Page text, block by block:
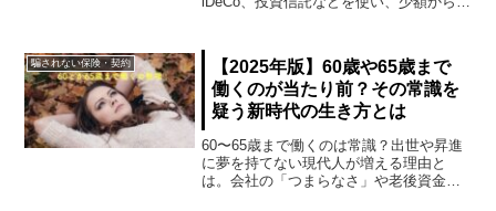
騙されない保険・契約
【2025年版】60歳や65歳まで
働くのが当たり前？その常識を
疑う新時代の生き方とは
60〜65歳まで働くのは常識？出世や昇進
に夢を持てない現代人が増える理由と
は。会社の「つまらなさ」や老後資金不